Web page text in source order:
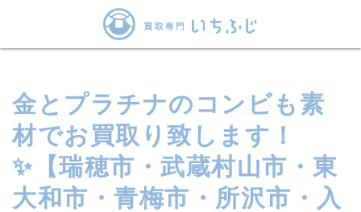
金とプラチナのコンビも素
材でお買取り致します！
✨【瑞穂市・武蔵村山市・東
大和市・青梅市・所沢市・入